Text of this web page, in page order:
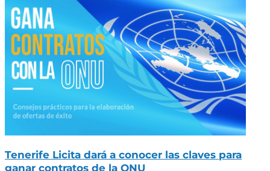
Tenerife Licita dará a conocer las claves para
ganar contratos de la ONU